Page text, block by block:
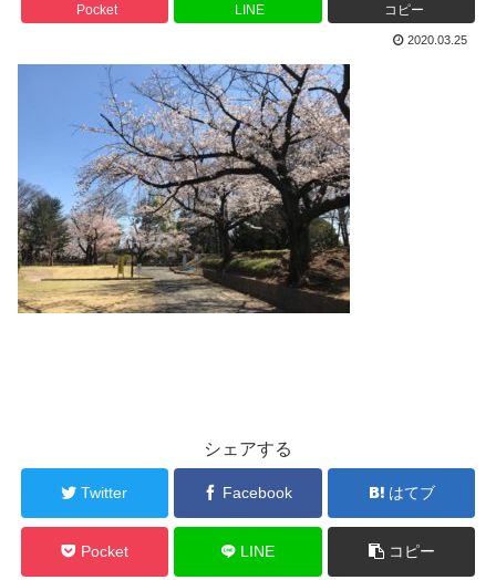
Pocket LINE コピー
2020.03.25
シェアする
Twitter Facebook はてブ
Pocket LINE コピー